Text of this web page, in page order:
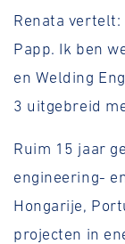
Renata vertelt:
Papp. Ik ben
en Welding
3 uitgebreid
Ruim 15 jaar
engineering-
Hongarije,
projecten in